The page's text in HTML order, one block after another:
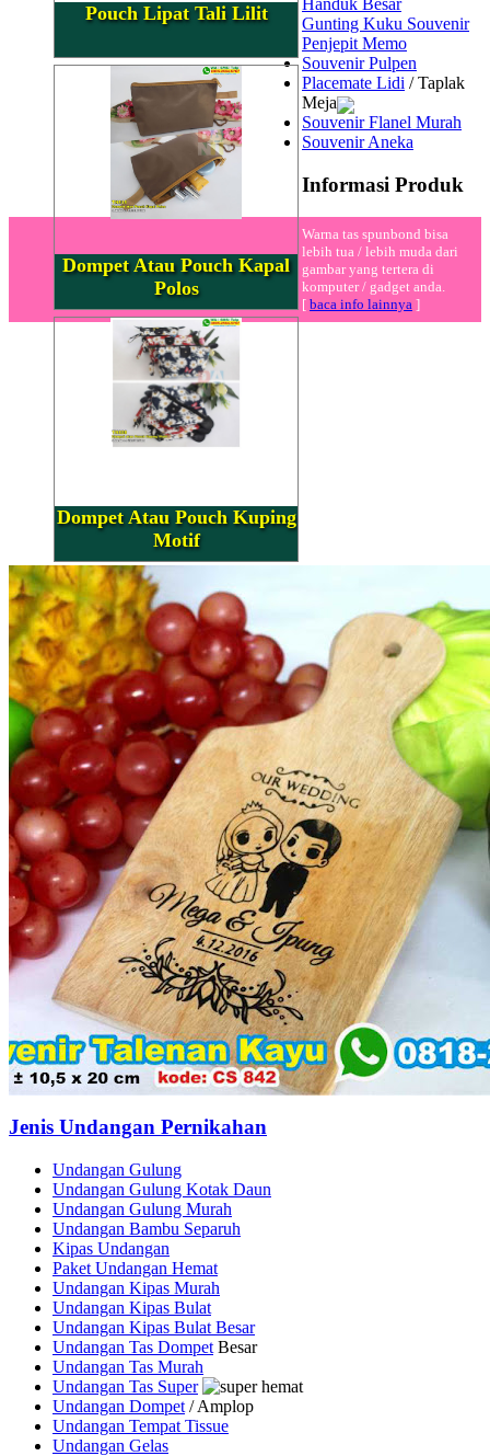
Pouch Lipat Tali Lilit
Dompet Atau Pouch Kapal
Polos
Dompet Atau Pouch Kuping
Motif
Handuk Besar
Gunting Kuku Souvenir
Penjepit Memo
Souvenir Pulpen
Placemate Lidi / Taplak
Meja
Souvenir Flanel Murah
Souvenir Aneka
Informasi Produk
Warna tas spunbond bisa
lebih tua / lebih muda dari
gambar yang tertera di
komputer / gadget anda.
[ baca info lainnya ]
Jenis Undangan Pernikahan
Undangan Gulung
Undangan Gulung Kotak Daun
Undangan Gulung Murah
Undangan Bambu Separuh
Kipas Undangan
Paket Undangan Hemat
Undangan Kipas Murah
Undangan Kipas Bulat
Undangan Kipas Bulat Besar
Undangan Tas Dompet Besar
Undangan Tas Murah
Undangan Tas Super
Undangan Dompet / Amplop
Undangan Tempat Tissue
Undangan Gelas